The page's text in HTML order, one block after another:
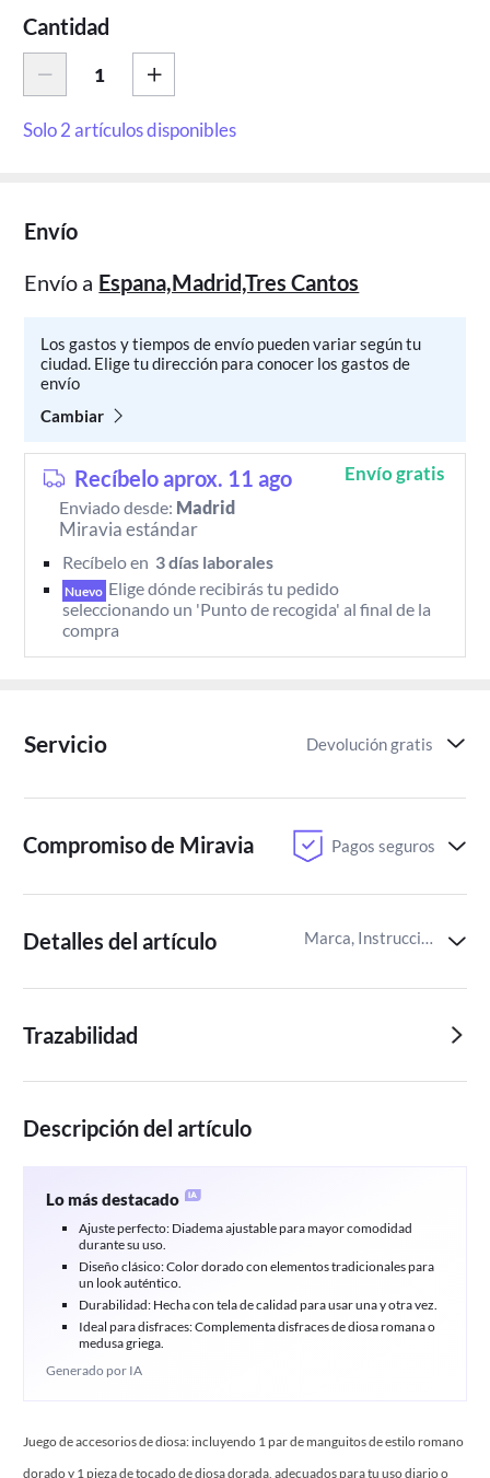
Cantidad
Solo 2 artículos disponibles
Envío
Envío a Espana,Madrid,Tres Cantos
Los gastos y tiempos de envío pueden variar según tu
ciudad. Elige tu dirección para conocer los gastos de
envío
Cambiar
Recíbelo aprox. 11 ago Envío gratis
Enviado desde: Madrid
Miravia estándar
Recíbelo en 3 días laborales
Nuevo Elige dónde recibirás tu pedido
seleccionando un 'Punto de recogida' al final de la
compra
Servicio Devolución gratis
Compromiso de Miravia Pagos seguros
Detalles del artículo Marca, Instrucciones de Cuidado,Identificador del artículo de Miravia
Trazabilidad
Descripción del artículo
Lo más destacado
Ajuste perfecto: Diadema ajustable para mayor comodidad
durante su uso.
Diseño clásico: Color dorado con elementos tradicionales para
un look auténtico.
Durabilidad: Hecha con tela de calidad para usar una y otra vez.
Ideal para disfraces: Complementa disfraces de diosa romana o
medusa griega.
Generado por IA
Juego de accesorios de diosa: incluyendo 1 par de manguitos de estilo romano
dorado y 1 pieza de tocado de diosa dorada, adecuados para tu uso diario o